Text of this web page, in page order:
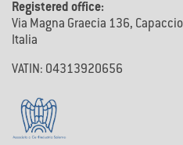
Registered office:
Via Magna Graecia 136,
Italia
VATIN: 04313920656